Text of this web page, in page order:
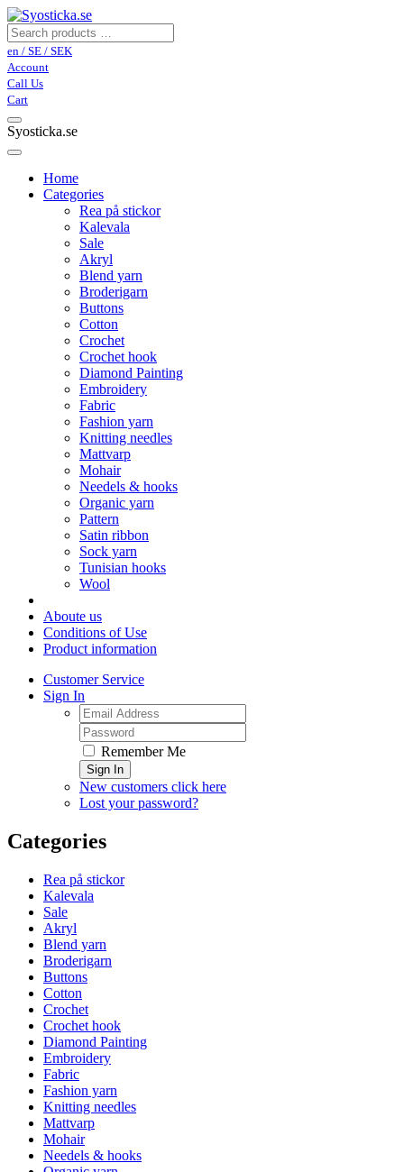
en / SE / SEK
Account
Call Us
Cart
Syosticka.se
Home
Categories
Rea på stickor
Kalevala
Sale
Akryl
Blend yarn
Broderigarn
Buttons
Cotton
Crochet
Crochet hook
Diamond Painting
Embroidery
Fabric
Fashion yarn
Knitting needles
Mattvarp
Mohair
Needels & hooks
Organic yarn
Pattern
Satin ribbon
Sock yarn
Tunisian hooks
Wool
Aboute us
Conditions of Use
Product information
Customer Service
Sign In
Remember Me
Sign In
New customers click here
Lost your password?
Categories
Rea på stickor
Kalevala
Sale
Akryl
Blend yarn
Broderigarn
Buttons
Cotton
Crochet
Crochet hook
Diamond Painting
Embroidery
Fabric
Fashion yarn
Knitting needles
Mattvarp
Mohair
Needels & hooks